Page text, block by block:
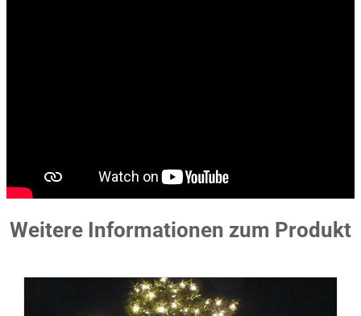
Weitere Informationen zum Produkt